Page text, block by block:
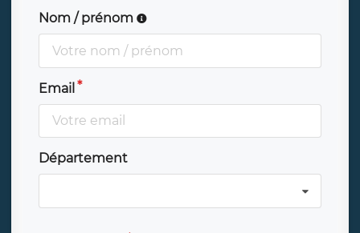
Nom / prénom
Email
Département